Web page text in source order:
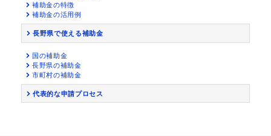
補助金の特徴
補助金の活用例
長野県で使える補助金
国の補助金
長野県の補助金
市町村の補助金
代表的な申請プロセス